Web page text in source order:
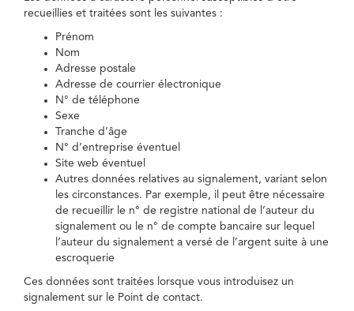
recueillies et traitées sont les suivantes :
Prénom
Nom
Adresse postale
Adresse de courrier électronique
N° de téléphone
Sexe
Tranche d’âge
N° d’entreprise éventuel
Site web éventuel
Autres données relatives au signalement, variant selon
les circonstances. Par exemple, il peut être nécessaire
de recueillir le n° de registre national de l’auteur du
signalement ou le n° de compte bancaire sur lequel
l’auteur du signalement a versé de l’argent suite à une
escroquerie
Ces données sont traitées lorsque vous introduisez un
signalement sur le Point de contact.